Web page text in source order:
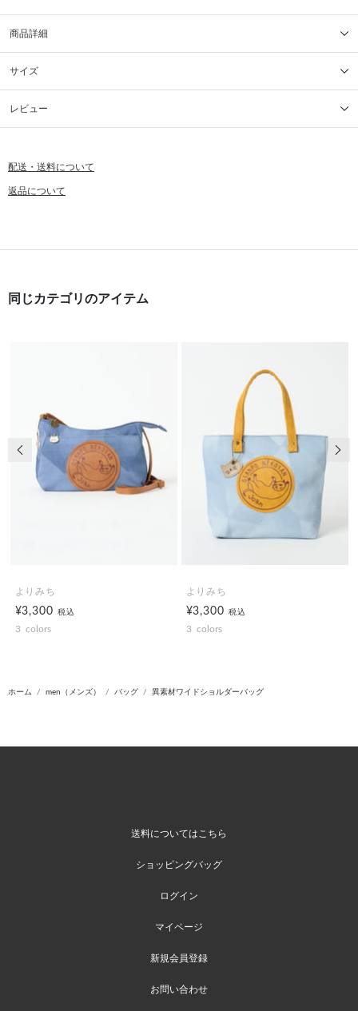
商品詳細
サイズ
レビュー
配送・送料について
返品について
同じカテゴリのアイテム
よりみち
¥3,300税込
3 colors
よりみち
¥3,300税込
3 colors
前の画像
ホーム men（メンズ） バッグ 異素材ワイドショルダーバッグ
送料についてはこちら
ショッピングバッグ
ログイン
マイページ
新規会員登録
お問い合わせ